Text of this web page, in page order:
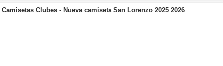
Camisetas Clubes - Nueva camiseta San Lorenzo 2025 2026